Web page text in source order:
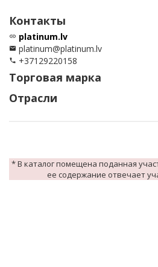
Контакты
link platinum.lv
email platinum@platinum.lv
phone +37129220158
Торговая марка
Отрасли
* В каталог помещена поданная
ее содержание отвечает